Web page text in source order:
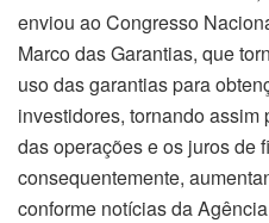
enviou ao Congresso
Marco das Garantias, que
uso das garantias para
investidores, tornando
das operações e os juros de
consequentemente,
conforme notícias da